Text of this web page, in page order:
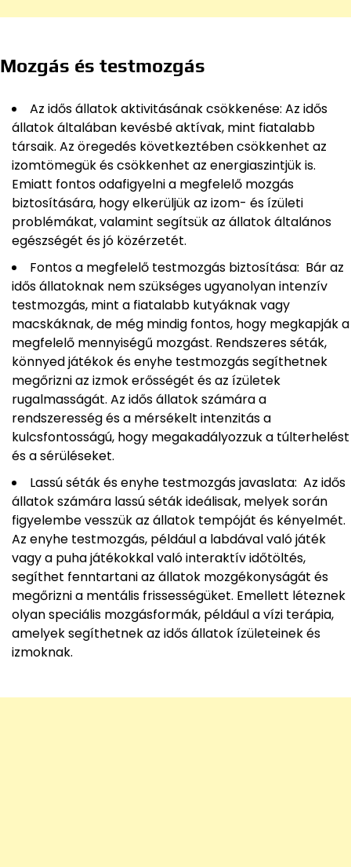
Mozgás és testmozgás
Az idős állatok aktivitásának csökkenése: Az idős
állatok általában kevésbé aktívak, mint fiatalabb
társaik. Az öregedés következtében csökkenhet az
izomtömegük és csökkenhet az energiaszintjük is.
Emiatt fontos odafigyelni a megfelelő mozgás
biztosítására, hogy elkerüljük az izom- és ízületi
problémákat, valamint segítsük az állatok általános
egészségét és jó közérzetét.
Fontos a megfelelő testmozgás biztosítása: Bár az
idős állatoknak nem szükséges ugyanolyan intenzív
testmozgás, mint a fiatalabb kutyáknak vagy
macskáknak, de még mindig fontos, hogy megkapják a
megfelelő mennyiségű mozgást. Rendszeres séták,
könnyed játékok és enyhe testmozgás segíthetnek
megőrizni az izmok erősségét és az ízületek
rugalmasságát. Az idős állatok számára a
rendszeresség és a mérsékelt intenzitás a
kulcsfontosságú, hogy megakadályozzuk a túlterhelést
és a sérüléseket.
Lassú séták és enyhe testmozgás javaslata: Az idős
állatok számára lassú séták ideálisak, melyek során
figyelembe vesszük az állatok tempóját és kényelmét.
Az enyhe testmozgás, például a labdával való játék
vagy a puha játékokkal való interaktív időtöltés,
segíthet fenntartani az állatok mozgékonyságát és
megőrizni a mentális frissességüket. Emellett léteznek
olyan speciális mozgásformák, például a vízi terápia,
amelyek segíthetnek az idős állatok ízületeinek és
izmoknak.